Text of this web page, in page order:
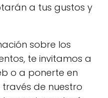
a tus gustos y
sobre los
te invitamos a
o a ponerte en
de nuestro